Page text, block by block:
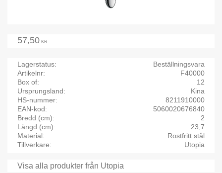
57,50 KR
Lagerstatus
Beställningsvara
Artikelnr
F40000
Box of
12
Ursprungsland
Kina
HS-nummer
8211910000
EAN-kod
5060020676840
Bredd (cm)
2
Längd (cm)
23,7
Material
Rostfritt stål
Tillverkare
Utopia
Visa alla produkter från Utopia